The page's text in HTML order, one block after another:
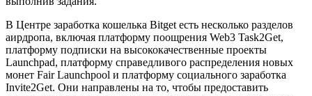
В Центре заработка кошелька Bitget есть несколько разделов
аирдропа, включая платформу поощрения Web3 Task2Get,
платформу подписки на высококачественные проекты
Launchpad, платформу справедливого распределения новых
монет Fair Launchpool и платформу социального заработка
Invite2Get. Они направлены на то, чтобы предоставить